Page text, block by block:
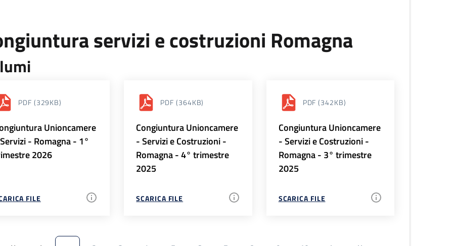
servizi e costruzioni Romagna
PDF (329KB)
Unioncamere
- Romagna - 1°
2026
FILE
PDF (364KB)
Congiuntura Unioncamere
- Servizi e Costruzioni -
Romagna - 4° trimestre
2025
SCARICA FILE
PDF (342KB)
Congiuntura Unioncamere
- Servizi e Costruzioni -
Romagna - 3° trimestre
2025
SCARICA FILE